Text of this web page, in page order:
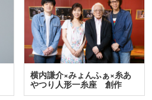
横内謙介×みょんふぁ×糸あ
やつり人形一糸座 創作
人…